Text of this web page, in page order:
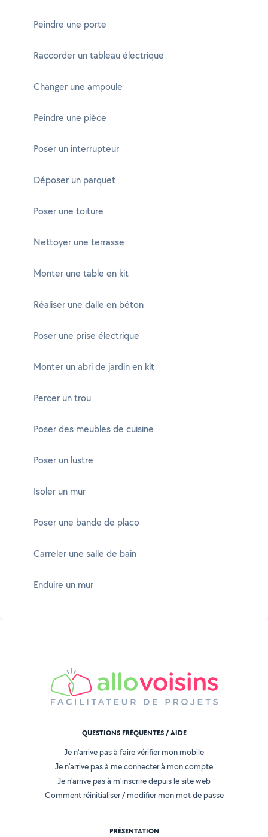
Peindre une porte
Raccorder un tableau électrique
Changer une ampoule
Peindre une pièce
Poser un interrupteur
Déposer un parquet
Poser une toiture
Nettoyer une terrasse
Monter une table en kit
Réaliser une dalle en béton
Poser une prise électrique
Monter un abri de jardin en kit
Percer un trou
Poser des meubles de cuisine
Poser un lustre
Isoler un mur
Poser une bande de placo
Carreler une salle de bain
Enduire un mur
QUESTIONS FRÉQUENTES / AIDE
Je n'arrive pas à faire vérifier mon mobile
Je n'arrive pas à me connecter à mon compte
Je n'arrive pas à m'inscrire depuis le site web
Comment réinitialiser / modifier mon mot de passe
PRÉSENTATION